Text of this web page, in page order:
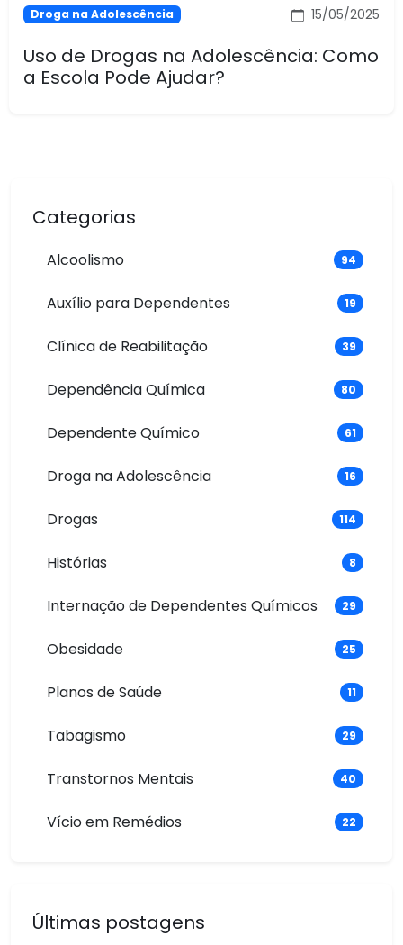
Droga na Adolescência 15/05/2025
Uso de Drogas na Adolescência: Como
a Escola Pode Ajudar?
Categorias
Alcoolismo 94
Auxílio para Dependentes 19
Clínica de Reabilitação 39
Dependência Química 80
Dependente Químico 61
Droga na Adolescência 16
Drogas 114
Histórias 8
Internação de Dependentes Químicos 29
Obesidade 25
Planos de Saúde 11
Tabagismo 29
Transtornos Mentais 40
Vício em Remédios 22
Últimas postagens